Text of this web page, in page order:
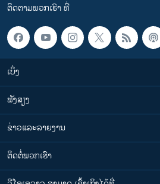
ຕິດຕາມພວກເຮົາ ທີ່
ເບິ່ງ
ຟັງສຽງ
ຂ່າວແລະລາຍງານ
ຕິດຕໍ່ພວກເຮົາ